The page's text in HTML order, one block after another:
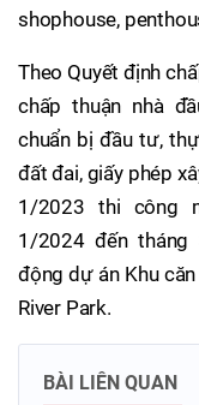
shophouse,
Theo Quyết định
chấp thuận nhà
chuẩn bị đầu tư,
đất đai, giấy phép
1/2023 thi công
1/2024 đến tháng
động dự án Khu
River Park.
BÀI LIÊN QUAN